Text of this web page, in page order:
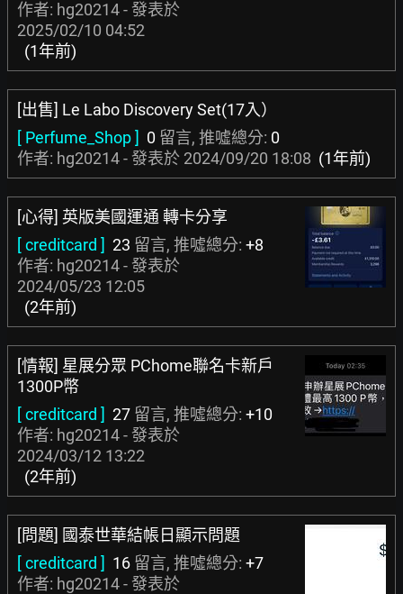
作者: hg20214 - 發表於
2025/02/10 04:52
(1年前)
[出售] Le Labo Discovery Set(17入）
[ Perfume_Shop ] 0 留言, 推噓總分: 0
作者: hg20214 - 發表於 2024/09/20 18:08 (1年前)
[心得] 英版美國運通 轉卡分享
[ creditcard ] 23 留言, 推噓總分: +8
作者: hg20214 - 發表於
2024/05/23 12:05
(2年前)
[情報] 星展分眾 PChome聯名卡新戶
1300P幣
[ creditcard ] 27 留言, 推噓總分: +10
作者: hg20214 - 發表於
2024/03/12 13:22
(2年前)
[問題] 國泰世華結帳日顯示問題
[ creditcard ] 16 留言, 推噓總分: +7
作者: hg20214 - 發表於